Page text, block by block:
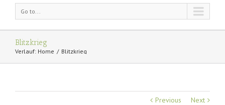
Go to...
Blitzkrieg
Verlauf: Home Blitzkrieg
Previous Next